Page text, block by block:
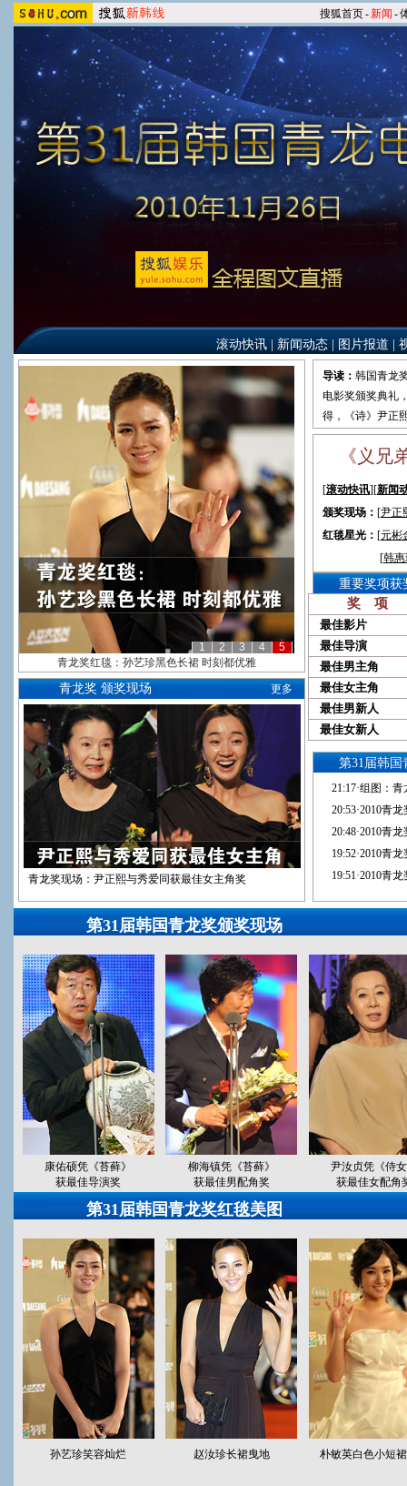
搜狐首页-新闻 -
滚动快讯| 新闻动态| 图片报道
1 2 3 4
5
青龙奖现场：郑在英《苔藓》获最佳男主角
青龙奖 颁奖现场 更多
青龙奖现场：尹正熙与秀爱同获最佳女主角奖
导读： 韩国青龙
电影奖颁奖典礼
得，《诗》尹正
《义兄
[滚动快讯][新闻
颁奖现场： [尹正
红毯星光： [元彬
[韩
重要奖项获
奖 项
最佳影片
最佳导演
最佳男主角
最佳女主角
最佳男新人
最佳女新人
第31届韩国
21:17·组图：青
20:53·2010青
20:48·2010青
19:52·2010青
19:51·2010青
第31届韩国青龙奖颁奖现场
康佑硕凭《苔藓》
获最佳导演奖
柳海镇凭《苔藓》
获最佳男配角奖
尹汝贞凭《侍
获最佳女配角
第31届韩国青龙奖红毯美图
孙艺珍笑容灿烂 赵汝珍长裙曳地 朴敏英白色小短